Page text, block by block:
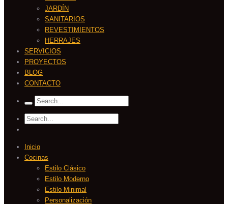
JARDÍN
SANITARIOS
REVESTIMIENTOS
HERRAJES
SERVICIOS
PROYECTOS
BLOG
CONTACTO
Inicio
Cocinas
Estilo Clásico
Estilo Moderno
Estilo Minimal
Personalización